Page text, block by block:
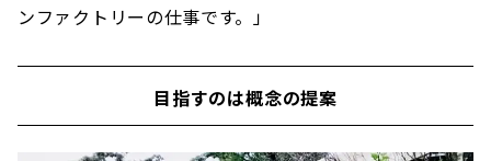
ンファクトリーの仕事です。」
目指すのは概念の提案